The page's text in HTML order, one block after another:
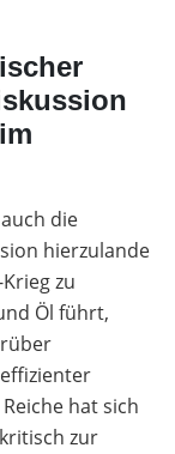
die
hierzulande
zu
Öl führt,
hat sich
zur